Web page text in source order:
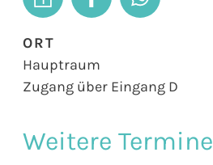
ORT
Hauptraum
Zugang über Eingang D
Weitere Termine